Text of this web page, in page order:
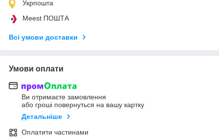
Укрпошта
Meest ПОШТА
Всі умови доставки
Умови оплати
Ви отримаєте замовлення
або гроші повернуться на вашу картку
Детальніше
Оплатити частинами